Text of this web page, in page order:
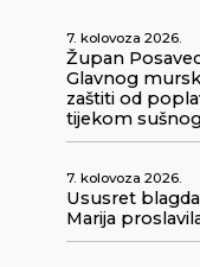
7. kolovoza 2026.
Župan
Glavnog
zaštiti od
tijekom
7. kolovoza 2026.
Ususret
Marija